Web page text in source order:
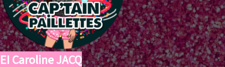
EI Caroline JACQ